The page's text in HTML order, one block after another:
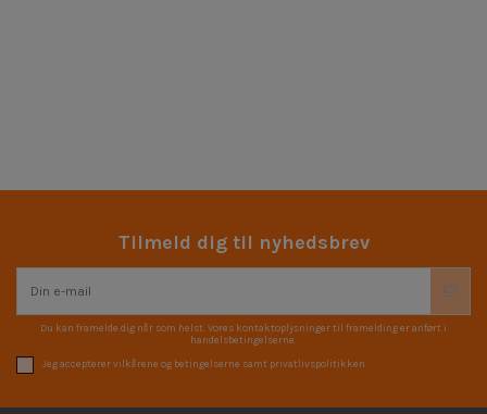
Tilmeld dig til nyhedsbrev
Du kan framelde dig når som helst. Vores kontaktoplysninger til framelding er anført i
handelsbetingelserne.
Jeg accepterer vilkårene og betingelserne samt privatlivspolitikken